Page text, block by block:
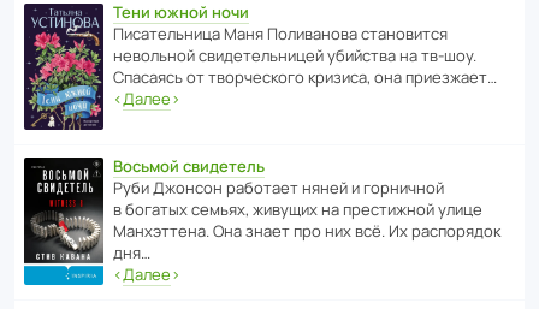
Тени южной ночи
Писа­тель­ница Маня Поли­ва­нова стано­вится
невольной свиде­тель­ницей убийства на тв-шоу.
Спасаясь от твор­че­с­кого кризиса, она приезжает…
‹Далее›
Восьмой свидетель
Руби Джонсон рабо­тает няней и горни­чной
в богатых семьях, живущих на прес­ти­жной улице
Манх­эт­тена. Она знает про них всё. Их распо­рядок
дня…
‹Далее›